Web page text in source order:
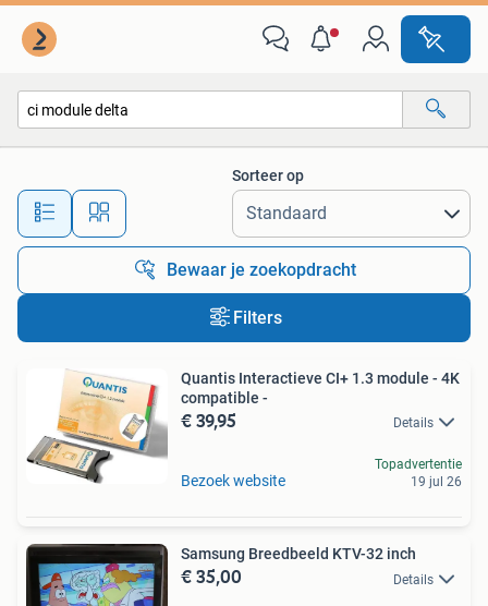
Alle afstanden…
Sorteer op
Bewaar je zoekopdracht
Filters
Quantis Interactieve CI+ 1.3 module - 4K
compatible -
€ 39,95 Details
Bezoek website
Topadvertentie
19 jul 26
Samsung Breedbeeld KTV-32 inch
€ 35,00 Details